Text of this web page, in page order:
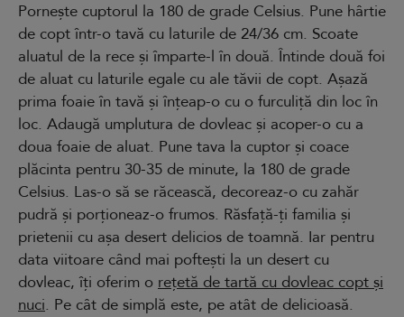
Pornește cuptorul la 180 de grade Celsius. Pune hârtie
de copt într-o tavă cu laturile de 24/36 cm. Scoate
aluatul de la rece și împarte-l în două. Întinde două foi
de aluat cu laturile egale cu ale tăvii de copt. Așază
prima foaie în tavă și înțeap-o cu o furculiță din loc în
loc. Adaugă umplutura de dovleac și acoper-o cu a
doua foaie de aluat. Pune tava la cuptor și coace
plăcinta pentru 30-35 de minute, la 180 de grade
Celsius. Las-o să se răcească, decoreaz-o cu zahăr
pudră și porționeaz-o frumos. Răsfață-ți familia și
prietenii cu așa desert delicios de toamnă. Iar pentru
data viitoare când mai poftești la un desert cu
dovleac, îți oferim o rețetă de tartă cu dovleac copt și
nuci. Pe cât de simplă este, pe atât de delicioasă.